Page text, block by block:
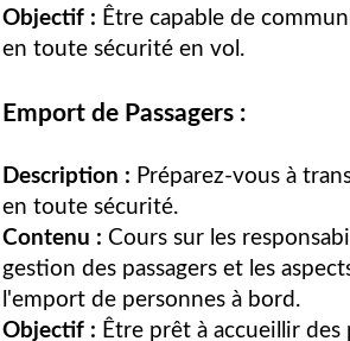
Objectif : Être capable de
en toute sécurité en vol.
Emport de Passagers :
Description : Préparez-vous à
en toute sécurité.
Contenu : Cours sur les
gestion des passagers et les
l'emport de personnes à bord.
Objectif : Être prêt à accueillir des